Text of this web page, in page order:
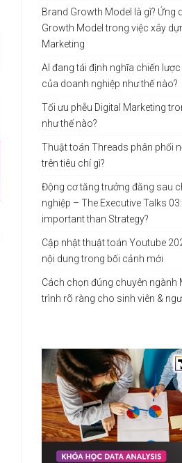
Brand Growth Model là gì? Ứng
Growth Model trong việc xây
Marketing
AI đang tái định nghĩa chiến
của doanh nghiệp như thế nào?
Tối ưu phễu Digital Marketing
như thế nào?
Thuật toán Threads phân phối
trên tiêu chí gì?
Động cơ tăng trưởng đằng sau
nghiệp – The Executive Talks
important than Strategy?
Cập nhật thuật toán Youtube
nội dung trong bối cảnh mới
Cách chọn đúng chuyên ngành
trình rõ ràng cho sinh viên &